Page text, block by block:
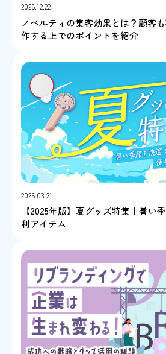
2025.12.22
ノベルティの集客効果とは？顧客
作する上でのポイントを紹介
2025.03.21
【2025年版】夏グッズ特集！暑い
利アイテム